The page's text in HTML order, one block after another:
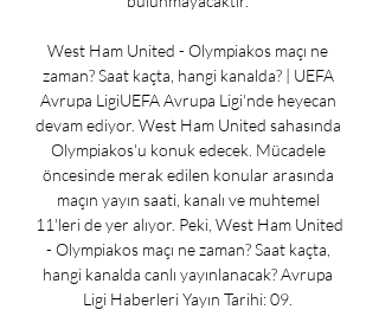
West Ham United - Olympiakos maçı ne
zaman? Saat kaçta, hangi kanalda? | UEFA
Avrupa LigiUEFA Avrupa Ligi'nde heyecan
devam ediyor. West Ham United sahasında
Olympiakos'u konuk edecek. Mücadele
öncesinde merak edilen konular arasında
maçın yayın saati, kanalı ve muhtemel
11'leri de yer alıyor. Peki, West Ham United
- Olympiakos maçı ne zaman? Saat kaçta,
hangi kanalda canlı yayınlanacak? Avrupa
Ligi Haberleri Yayın Tarihi: 09.